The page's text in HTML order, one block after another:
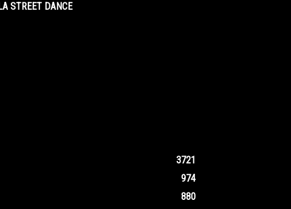
STREET DANCE
3721
974
880